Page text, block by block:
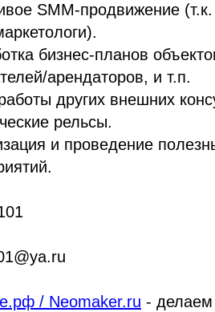
SMM-продвижение
бизнес-планов
арендаторов, и т.п.
других внешних
рельсы.
и проведение
/ Neomaker.ru -